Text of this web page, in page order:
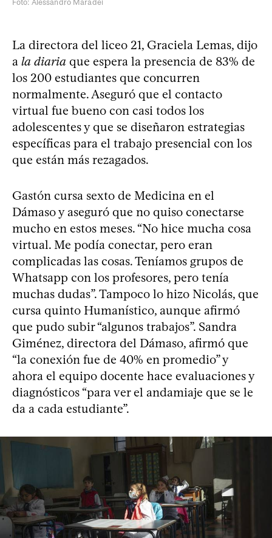
Foto: Alessandro Maradei
La directora del liceo 21, Graciela Lemas, dijo
a la diaria que espera la presencia de 83% de
los 200 estudiantes que concurren
normalmente. Aseguró que el contacto
virtual fue bueno con casi todos los
adolescentes y que se diseñaron estrategias
específicas para el trabajo presencial con los
que están más rezagados.
Gastón cursa sexto de Medicina en el
Dámaso y aseguró que no quiso conectarse
mucho en estos meses. “No hice mucha cosa
virtual. Me podía conectar, pero eran
complicadas las cosas. Teníamos grupos de
Whatsapp con los profesores, pero tenía
muchas dudas”. Tampoco lo hizo Nicolás, que
cursa quinto Humanístico, aunque afirmó
que pudo subir “algunos trabajos”. Sandra
Giménez, directora del Dámaso, afirmó que
“la conexión fue de 40% en promedio” y
ahora el equipo docente hace evaluaciones y
diagnósticos “para ver el andamiaje que se le
da a cada estudiante”.